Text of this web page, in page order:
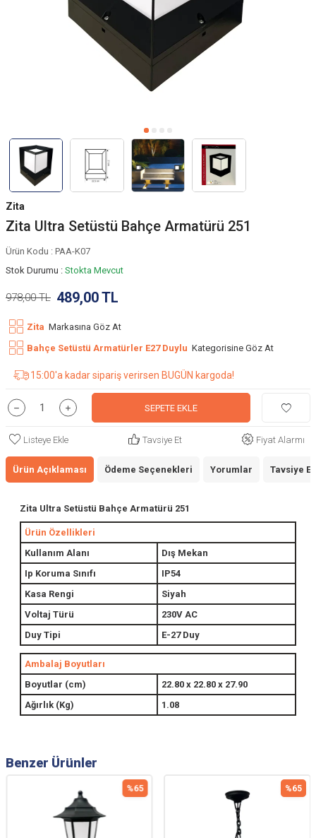
Zita
Zita Ultra Setüstü Bahçe Armatürü 251
Ürün Kodu : PAA-K07
Stok Durumu : Stokta Mevcut
978,00TL 489,00TL
Zita Markasına Göz At
Bahçe Setüstü Armatürler E27 Duylu Kategorisine Göz At
15:00'a kadar sipariş verirsen BUGÜN kargoda!
SEPETE EKLE
Listeye Ekle Tavsiye Et Fiyat Alarmı
Ürün Açıklaması Ödeme Seçenekleri Yorumlar Tavsiye Et
Zita Ultra Setüstü Bahçe Armatürü 251
Ürün Özellikleri
Kullanım Alanı
Dış Mekan
Ip Koruma Sınıfı
IP54
Kasa Rengi
Siyah
Voltaj Türü
230V AC
Duy Tipi
E-27 Duy
Ambalaj Boyutları
Boyutlar (cm)
22.80 x 22.80 x 27.90
Ağırlık (Kg)
1.08
Benzer Ürünler
%65 %65